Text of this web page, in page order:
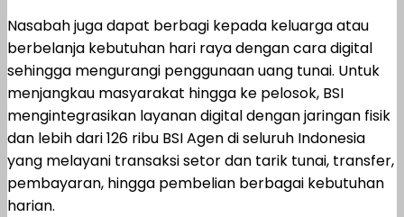
Nasabah juga dapat berbagi kepada keluarga atau
berbelanja kebutuhan hari raya dengan cara digital
sehingga mengurangi penggunaan uang tunai. Untuk
menjangkau masyarakat hingga ke pelosok, BSI
mengintegrasikan layanan digital dengan jaringan fisik
dan lebih dari 126 ribu BSI Agen di seluruh Indonesia
yang melayani transaksi setor dan tarik tunai, transfer,
pembayaran, hingga pembelian berbagai kebutuhan
harian.